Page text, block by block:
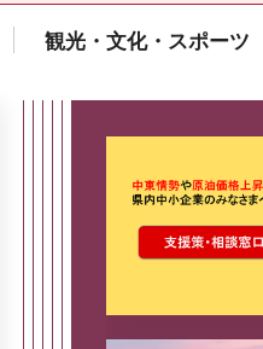
観光・文化・スポーツ
ここから最大
奈良」